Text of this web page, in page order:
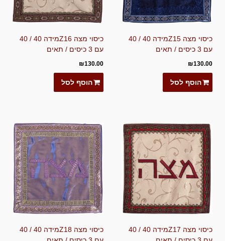
כיסוי מצה Z15מידה 40 / 40
עם 3 כיסים / תאים
₪130.00
הוסף לסל
כיסוי מצה Z16מידה 40 / 40
עם 3 כיסים / תאים
₪130.00
הוסף לסל
כיסוי מצה Z17מידה 40 / 40
כיסוי מצה Z18מידה 40 / 40